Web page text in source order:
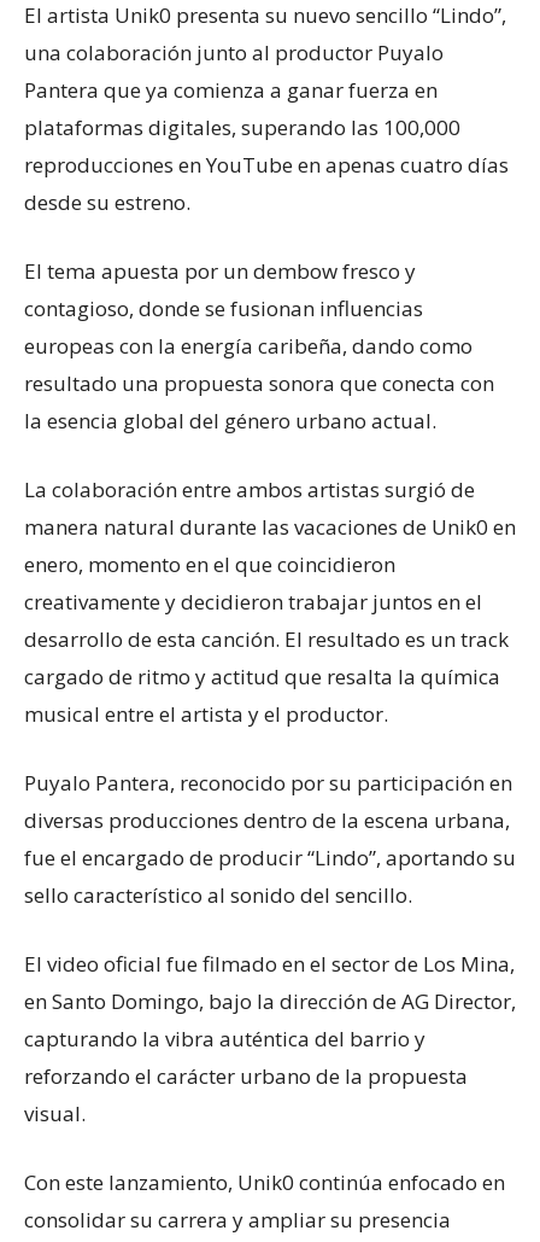
El artista Unik0 presenta su nuevo sencillo “Lindo”,
una colaboración junto al productor Puyalo
Pantera que ya comienza a ganar fuerza en
plataformas digitales, superando las 100,000
reproducciones en YouTube en apenas cuatro días
desde su estreno.
El tema apuesta por un dembow fresco y
contagioso, donde se fusionan influencias
europeas con la energía caribeña, dando como
resultado una propuesta sonora que conecta con
la esencia global del género urbano actual.
La colaboración entre ambos artistas surgió de
manera natural durante las vacaciones de Unik0 en
enero, momento en el que coincidieron
creativamente y decidieron trabajar juntos en el
desarrollo de esta canción. El resultado es un track
cargado de ritmo y actitud que resalta la química
musical entre el artista y el productor.
Puyalo Pantera, reconocido por su participación en
diversas producciones dentro de la escena urbana,
fue el encargado de producir “Lindo”, aportando su
sello característico al sonido del sencillo.
El video oficial fue filmado en el sector de Los Mina,
en Santo Domingo, bajo la dirección de AG Director,
capturando la vibra auténtica del barrio y
reforzando el carácter urbano de la propuesta
visual.
Con este lanzamiento, Unik0 continúa enfocado en
consolidar su carrera y ampliar su presencia